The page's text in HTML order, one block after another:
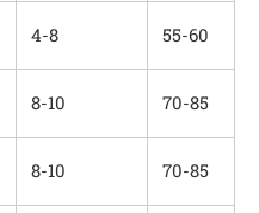
4-8 55-60
8-10 70-85
8-10 70-85